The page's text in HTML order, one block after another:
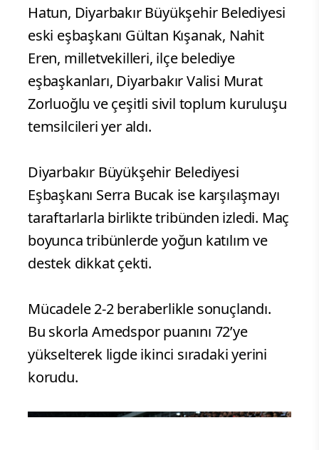
Lig’de mücadele eden Amedspor,
sahasında Ümraniyespor’u konuk etti.
Karşılaşma, protokol tribününden çok
sayıda isim tarafından takip edildi.
İzleyiciler arasında Diyarbakır
Büyükşehir Belediyesi Eşbaşkanı Doğan
eski eşbaşkanı Gültan Kışanak, Nahit
Eren, milletvekilleri, ilçe belediye
eşbaşkanları, Diyarbakır Valisi Murat
Zorluoğlu ve çeşitli sivil toplum kuruluşu
temsilcileri yer aldı.
Diyarbakır Büyükşehir Belediyesi
Eşbaşkanı Serra Bucak ise karşılaşmayı
taraftarlarla birlikte tribünden izledi. Maç
boyunca tribünlerde yoğun katılım ve
destek dikkat çekti.